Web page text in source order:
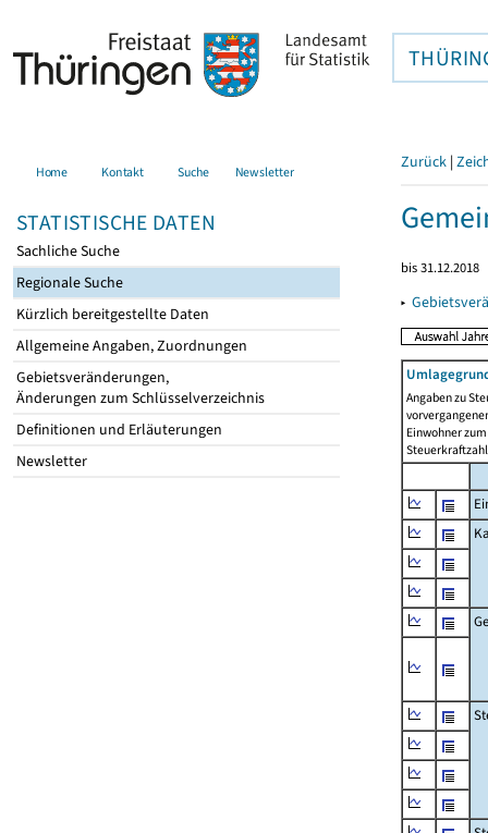
Home Kontakt Suche Newsletter
STATISTISCHE DATEN
Sachliche Suche
Regionale Suche
Kürzlich bereitgestellte Daten
Allgemeine Angaben, Zuordnungen
Gebietsveränderungen,
Änderungen zum Schlüsselverzeichnis
Definitionen und Erläuterungen
Newsletter
Zurück |
bis 31.12.2018
▸
Angaben zu
Einwohner